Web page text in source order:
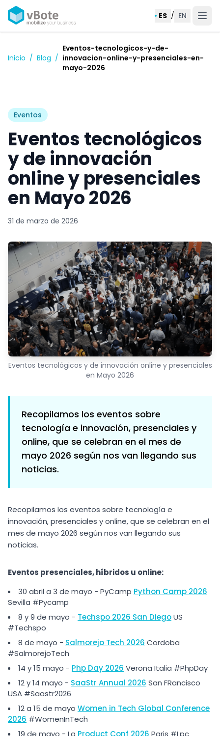
ES / EN
Inicio / Blog /
Eventos-tecnologicos-y-de-
innovacion-online-y-presenciales-en-
mayo-2026
Eventos
Eventos tecnológicos
y de innovación
online y presenciales
en Mayo 2026
31 de marzo de 2026
Eventos tecnológicos y de innovación online y presenciales
en Mayo 2026
Recopilamos los eventos sobre
tecnología e innovación, presenciales y
online, que se celebran en el mes de
mayo 2026 según nos van llegando sus
noticias.
Recopilamos los eventos sobre tecnología e
innovación, presenciales y online, que se celebran en el
mes de mayo 2026 según nos van llegando sus
noticias.
Eventos presenciales, híbridos u online:
30 abril a 3 de mayo - PyCamp Python Camp 2026
Sevilla #Pycamp
8 y 9 de mayo - Techspo 2026 San DiegoUS
#Techspo
8 de mayo - Salmorejo Tech 2026 Cordoba
#SalmorejoTech
14 y 15 mayo - Php Day 2026 Verona Italia #PhpDay
12 y 14 mayo - SaaStr Annual 2026 San FRancisco
USA #Saastr2026
12 a 15 de mayo Women in Tech Global Conference
2026 #WomenInTech
19 de mayo - La Product Conf 2026 Paris #Lpc